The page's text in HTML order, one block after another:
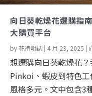
向日葵乾燥花選購指
大購買平台
by花禮明誌 | 4 月 23, 2025 |
想選購向日葵乾燥花
Pinkoi、蝦皮到特色工
風格多元。文中包含3